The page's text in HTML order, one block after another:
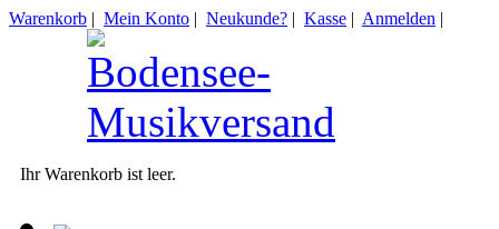
Warenkorb | Mein Konto | Neukunde? | Kasse | Anmelden |
Ihr Warenkorb ist leer.